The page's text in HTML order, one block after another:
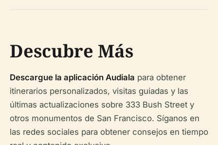
Descubre Más
Descargue la aplicación Audiala para obtener
itinerarios personalizados, visitas guiadas y las
últimas actualizaciones sobre 333 Bush Street y
otros monumentos de San Francisco. Síganos en
las redes sociales para obtener consejos en tiempo